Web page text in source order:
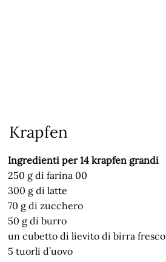
Krapfen
Ingredienti per 14 krapfen grandi
250 g di farina 00
300 g di latte
70 g di zucchero
50 g di burro
un cubetto di lievito di birra fresco
5 tuorli d’uovo